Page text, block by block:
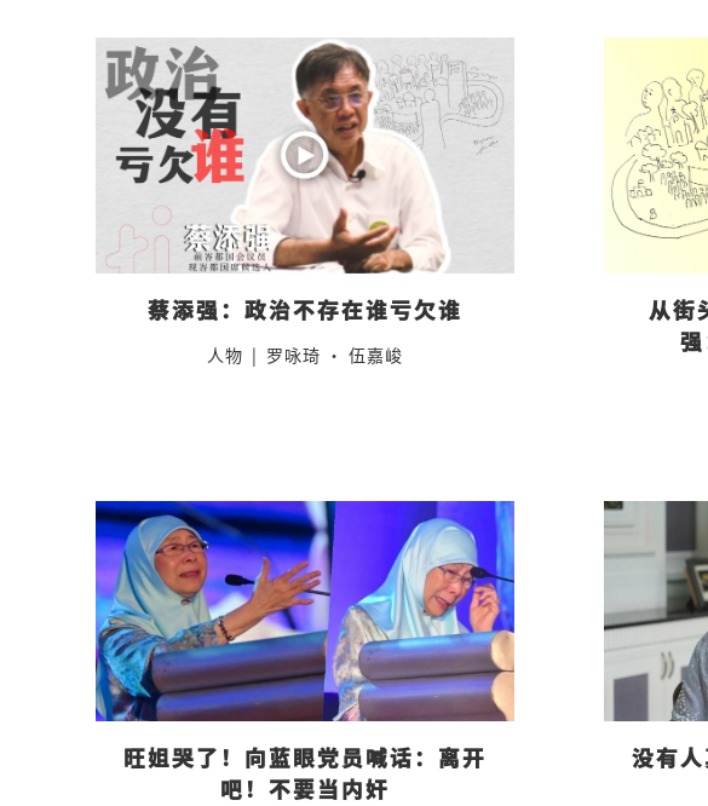
蔡添强：政治不存在谁亏欠谁
人物 | 罗咏琦 · 伍嘉峻
从街
旺姐哭了！向蓝眼党员喊话：离开
吧！不要当内奸
没有